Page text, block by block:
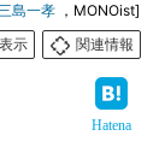
島一孝 ，MONOist]
示
関連情報
Hatena